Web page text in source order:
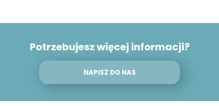
Potrzebujesz więcej informacji?
NAPISZ DO NAS